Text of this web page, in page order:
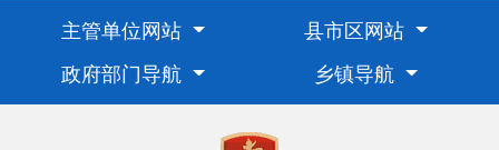
主管单位网站
县市区网站
政府部门导航
乡镇导航